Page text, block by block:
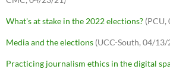
What's at stake in the 2022 elections? (PCU,
Media and the elections (UCC-South, 04/13/
Practicing journalism ethics in the digital